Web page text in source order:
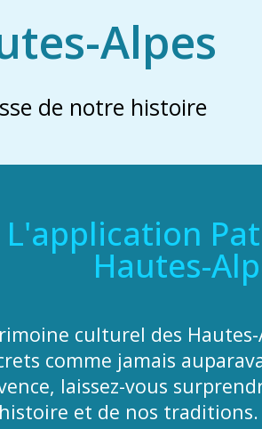
Alpes
de notre histoire
L'application
Hautes-
culturel des
comme jamais
laissez-vous
et de nos traditions.